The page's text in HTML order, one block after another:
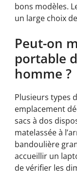
bons modèles.
un large choix
Peut-on
portable
homme ?
Plusieurs types
emplacement
sacs à dos
matelassée à
bandoulière
accueillir un
de vérifier les